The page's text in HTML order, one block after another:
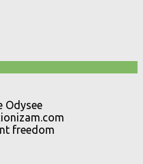
Odysee
freedom